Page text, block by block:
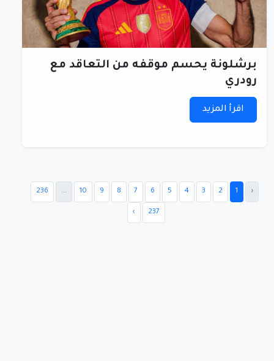
برشلونة يحسم موقفه من التعاقد مع
رودري
اقرأ المزيد
‹
1
2
3
4
5
6
7
8
9
10
...
236
237
›